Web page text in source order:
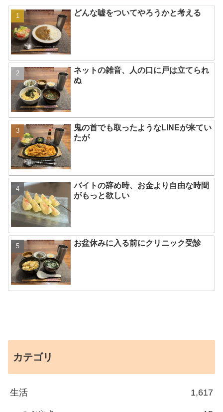
どんな嘘をついてやろうかと考える
ネットの雑音、人の口に戸は立てられ
ぬ
鬼の首でも取ったようなLINEが来てい
たが
バイトの辞め時、お金より自由な時間
がもっと欲しい
お盆休みに入る前にクリニック受診
カテゴリ
生活 1,617